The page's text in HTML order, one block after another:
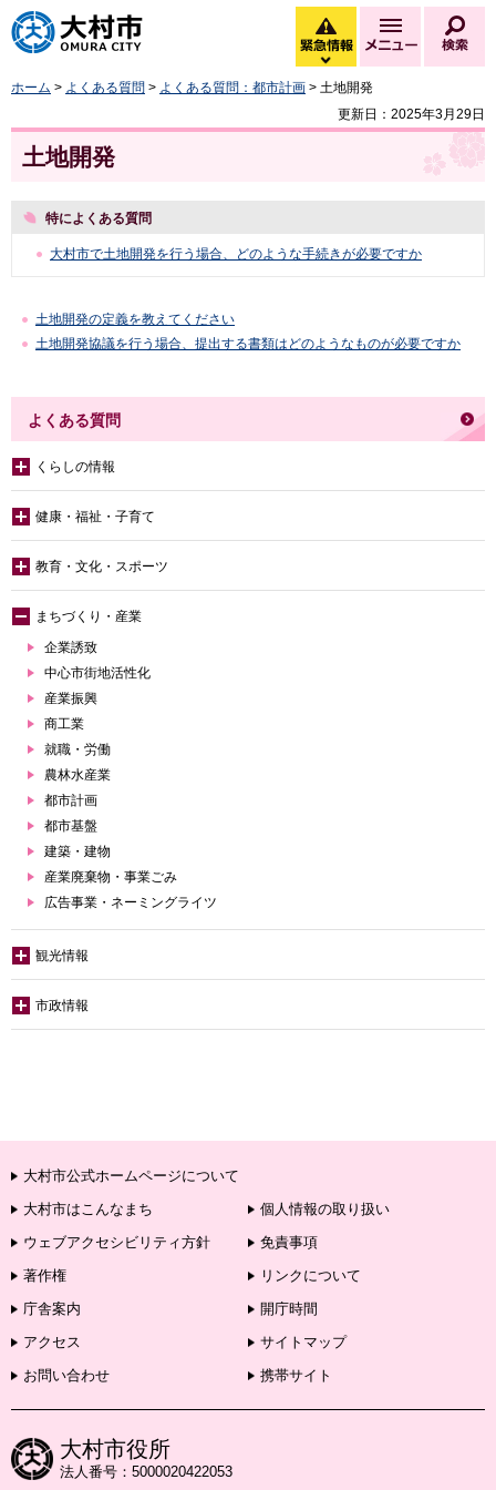
大村市
緊急情報
緊急情報を開く
メニュー
ホーム > よくある質問 > よくある質問：都市計画 > 土地開発
更新日：2025年3月29日
土地開発
特によくある質問
大村市で土地開発を行う場合、どのような手続きが必要ですか
土地開発の定義を教えてください
土地開発協議を行う場合、提出する書類はどのようなものが必要ですか
よくある質問
くらしの情報
健康・福祉・子育て
教育・文化・スポーツ
まちづくり・産業
企業誘致
中心市街地活性化
産業振興
商工業
就職・労働
農林水産業
都市計画
都市基盤
建築・建物
産業廃棄物・事業ごみ
広告事業・ネーミングライツ
観光情報
市政情報
大村市公式ホームページについて
大村市はこんなまち
個人情報の取り扱い
ウェブアクセシビリティ方針
免責事項
著作権
リンクについて
庁舎案内
開庁時間
アクセス
サイトマップ
お問い合わせ
携帯サイト
大村市役所
法人番号：5000020422053